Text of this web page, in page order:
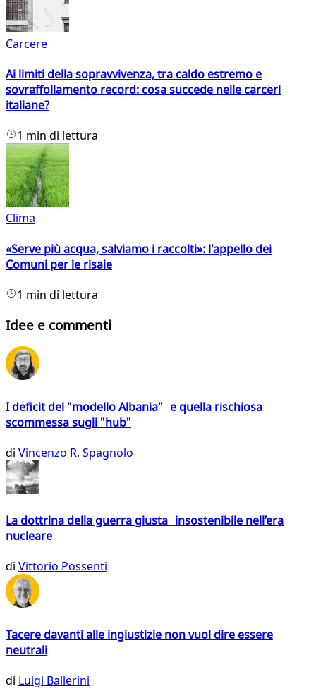
Carcere
Ai limiti della sopravvivenza, tra caldo estremo e
sovraffollamento record: cosa succede nelle carceri
italiane?
1 min di lettura
Clima
«Serve più acqua, salviamo i raccolti»: l'appello dei
Comuni per le risaie
1 min di lettura
Idee e commenti
I deficit del "modello Albania" e quella rischiosa
scommessa sugli "hub"
di Vincenzo R. Spagnolo
La dottrina della guerra giusta insostenibile nell’era
nucleare
di Vittorio Possenti
Tacere davanti alle ingiustizie non vuol dire essere
neutrali
di Luigi Ballerini